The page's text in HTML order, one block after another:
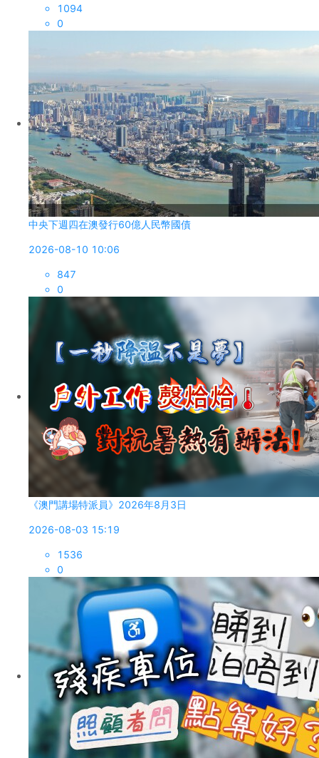
1094
0
中央下週四在澳發行60億人民幣國債
2026-08-10 10:06
847
0
《澳門講場特派員》2026年8月3日
2026-08-03 15:19
1536
0